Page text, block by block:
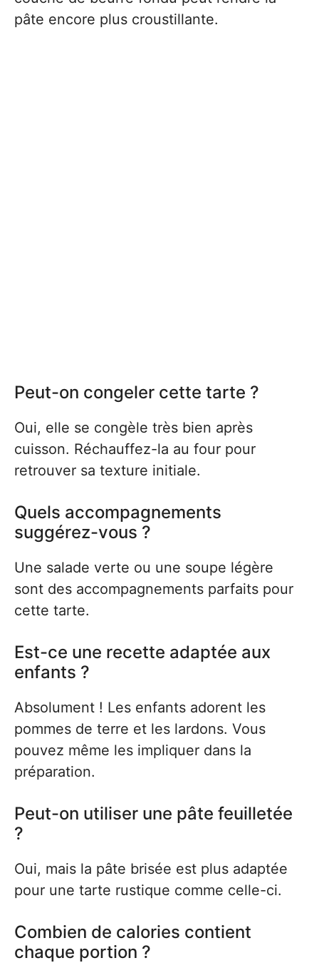
pâte encore plus croustillante.
Peut-on congeler cette tarte ?
Oui, elle se congèle très bien après
cuisson. Réchauffez-la au four pour
retrouver sa texture initiale.
Quels accompagnements
suggérez-vous ?
Une salade verte ou une soupe légère
sont des accompagnements parfaits pour
cette tarte.
Est-ce une recette adaptée aux
enfants ?
Absolument ! Les enfants adorent les
pommes de terre et les lardons. Vous
pouvez même les impliquer dans la
préparation.
Peut-on utiliser une pâte feuilletée
?
Oui, mais la pâte brisée est plus adaptée
pour une tarte rustique comme celle-ci.
Combien de calories contient
chaque portion ?